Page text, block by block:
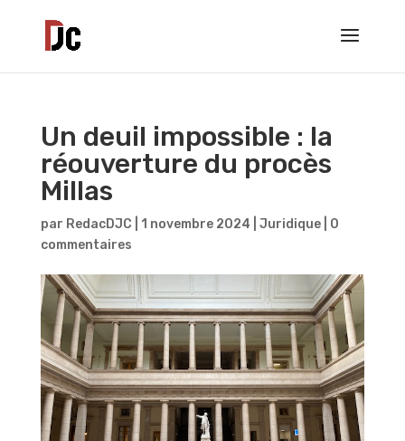
Un deuil impossible : la
réouverture du procès
Millas
par RedacDJC 1 novembre 2024 Juridique| 0
commentaires